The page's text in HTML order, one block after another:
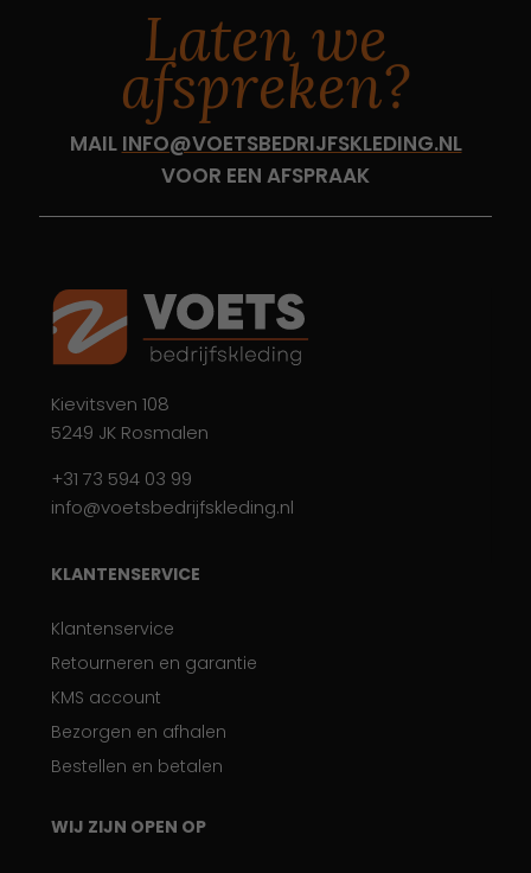
Laten we
afspreken?
MAIL INFO@VOETSBEDRIJFSKLEDING.NL
VOOR EEN AFSPRAAK
Kievitsven 108
5249 JK Rosmalen
+31 73 594 03 99
info@voetsbedrijfskleding.nl
KLANTENSERVICE
Klantenservice
Retourneren en garantie
KMS account
Bezorgen en afhalen
Bestellen en betalen
WIJ ZIJN OPEN OP